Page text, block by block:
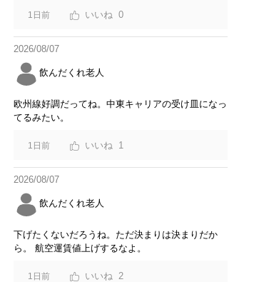
1日前 0
2026/08/07
飲んだくれ老人
欧州線好調だってね。中東キャリアの受け皿になっ
てるみたい。
1日前 1
2026/08/07
飲んだくれ老人
下げたくないだろうね。ただ決まりは決まりだか
ら。 航空運賃値上げするなよ。
1日前 2